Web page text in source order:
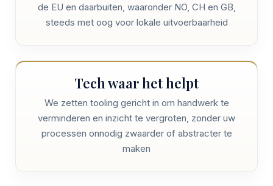
de EU en daarbuiten, waaronder NO, CH en GB,
steeds met oog voor lokale uitvoerbaarheid
Tech waar het helpt
We zetten tooling gericht in om handwerk te
verminderen en inzicht te vergroten, zonder uw
processen onnodig zwaarder of abstracter te
maken